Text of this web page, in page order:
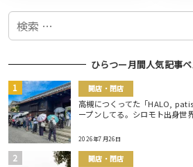
検
ひらつー月間人気記事
開店・閉店
高槻につくってた「HALO,
ープンしてる。シロモト出身世
2026年7月26日
開店・閉店